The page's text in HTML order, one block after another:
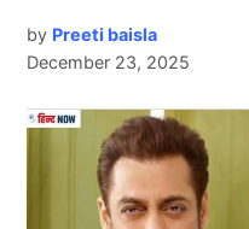
by Preeti baisla
December 23, 2025